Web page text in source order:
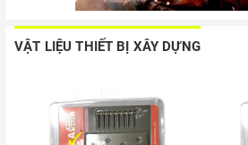
VẬT LIỆU THIẾT BỊ XÂY DỰNG